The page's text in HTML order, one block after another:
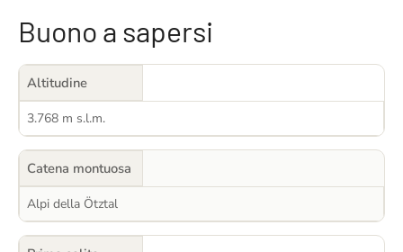
Buono a sapersi
Altitudine
3.768 m s.l.m.
Catena montuosa
Alpi della Ötztal